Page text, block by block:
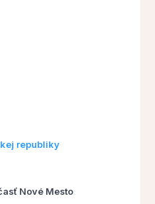
republiky
Nové Mesto